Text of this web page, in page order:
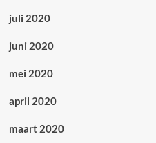
juli 2020
juni 2020
mei 2020
april 2020
maart 2020